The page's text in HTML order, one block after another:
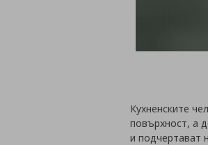
Кухненските
повърхност, а
и подчертават